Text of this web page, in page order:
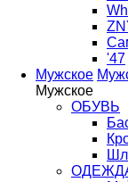
'47
Мужское
Мужское
ОБУВЬ